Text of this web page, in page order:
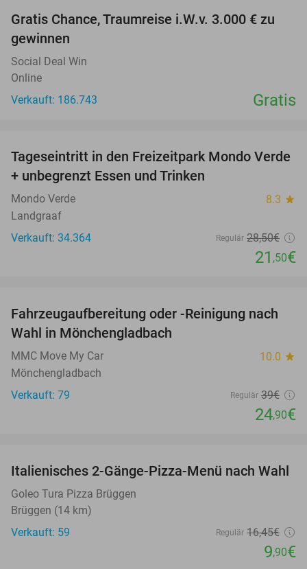
Gratis Chance, Traumreise i.W.v. 3.000 € zu
gewinnen
Social Deal Win
Online
Verkauft: 186.743
Gratis
25%
Tageseintritt in den Freizeitpark Mondo Verde
+ unbegrenzt Essen und Trinken
Mondo Verde 8.3 star
Landgraaf
Verkauft: 34.364
Regulär 28,50€
21 ,50€
36%
Fahrzeugaufbereitung oder -Reinigung nach
Wahl in Mönchengladbach
MMC Move My Car 10.0 star
Mönchengladbach
Verkauft: 79
Regulär 39€
24,90€
40%
Italienisches 2-Gänge-Pizza-Menü nach Wahl
Goleo Tura Pizza Brüggen
Brüggen (14 km)
Verkauft: 59
Regulär 16,45€
9,90€